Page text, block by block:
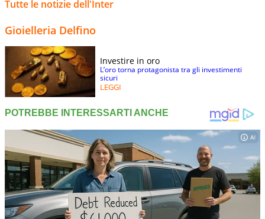
Tutte le notizie dell'Inter
Gioielleria Delfino
Investire in oro
L’oro torna protagonista tra gli investimenti
sicuri
LEGGI